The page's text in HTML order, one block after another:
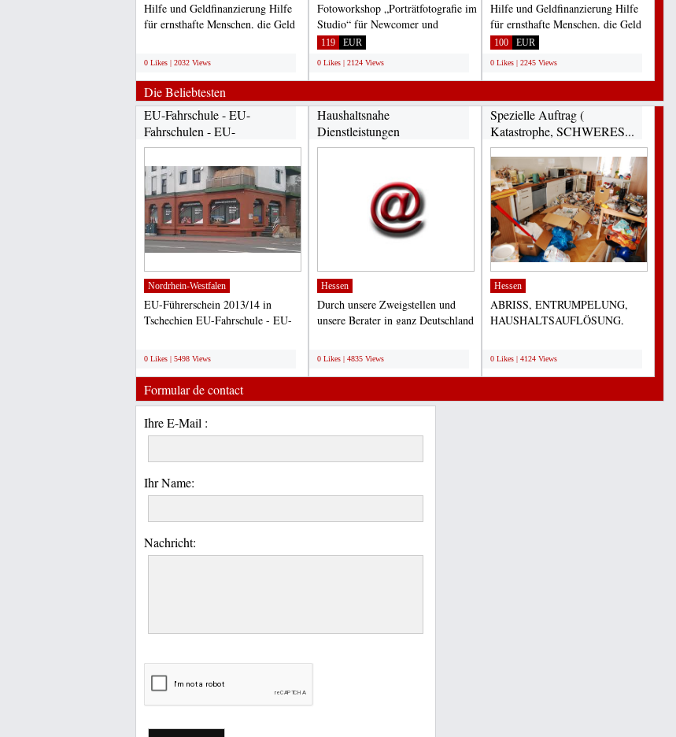
Hilfe und Geldfinanzierung Hilfe
für ernsthafte Menschen, die Geld
0 Likes | 2032 Views
Fotoworkshop „Porträtfotografie im
Studio“ für Newcomer und
Anfänger FOTOWORKSHOP...
119 EUR
0 Likes | 2124 Views
Hilfe und Geldfinanzierung Hilfe
für ernsthafte Menschen, die Geld
für alle Arten...
100 EUR
0 Likes | 2245 Views
Die Beliebtesten
EU-Fahrschule - EU-
Fahrschulen - EU-
Führerschein...
Nordrhein-Westfalen
EU-Führerschein 2013/14 in
Tschechien EU-Fahrschule - EU-
0 Likes | 5498 Views
Haushaltsnahe
Dienstleistungen
Hessen
Durch unsere Zweigstellen und
unsere Berater in ganz Deutschland
0 Likes | 4835 Views
Spezielle Auftrag (
Katastrophe, SCHWERES...
Hessen
ABRISS, ENTRUMPELUNG,
HAUSHALTSAUFLÖSUNG,
0 Likes | 4124 Views
Formular de contact
Ihre E-Mail :
Ihr Name:
Nachricht: